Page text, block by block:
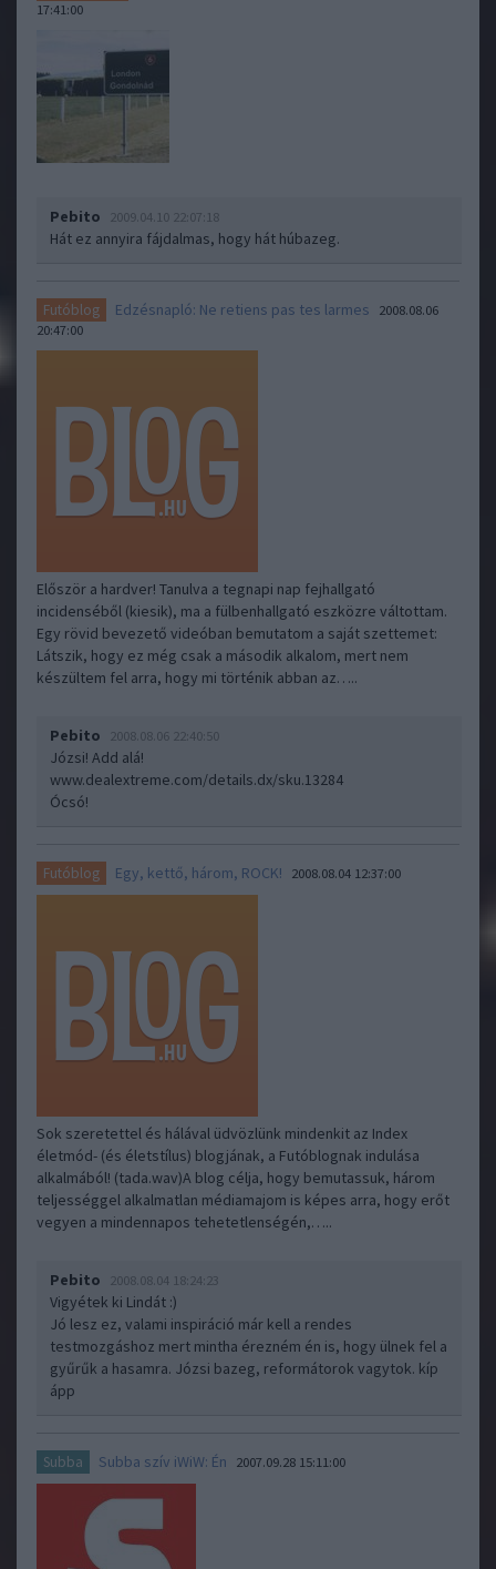
17:41:00
Pebito 2009.04.10 22:07:18
Hát ez annyira fájdalmas, hogy hát húbazeg.
Futóblog Edzésnapló: Ne retiens pas tes larmes
2008.08.06
20:47:00
Először a hardver! Tanulva a tegnapi nap fejhallgató
incidenséből (kiesik), ma a fülbenhallgató eszközre váltottam.
Egy rövid bevezető videóban bemutatom a saját szettemet:
Látszik, hogy ez még csak a második alkalom, mert nem
készültem fel arra, hogy mi történik abban az…..
Pebito 2008.08.06 22:40:50
Józsi! Add alá!
www.dealextreme.com/details.dx/sku.13284
Ócsó!
Futóblog Egy, kettő, három, ROCK! 2008.08.04 12:37:00
Sok szeretettel és hálával üdvözlünk mindenkit az Index
életmód- (és életstílus) blogjának, a Futóblognak indulása
alkalmából! (tada.wav)A blog célja, hogy bemutassuk, három
teljességgel alkalmatlan médiamajom is képes arra, hogy erőt
vegyen a mindennapos tehetetlenségén,…..
Pebito 2008.08.04 18:24:23
Vigyétek ki Lindát :)
Jó lesz ez, valami inspiráció már kell a rendes
testmozgáshoz mert mintha érezném én is, hogy ülnek fel a
gyűrűk a hasamra. Józsi bazeg, reformátorok vagytok. kíp
ápp
Subba Subba szív iWiW: Én 2007.09.28 15:11:00